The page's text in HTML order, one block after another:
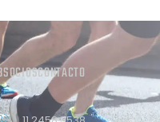
SOCIOSCONTACTO